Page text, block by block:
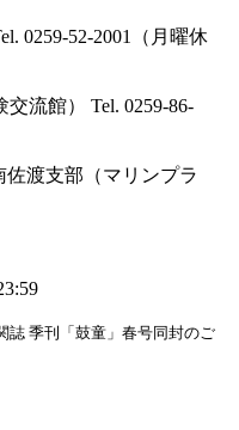
0259-52-2001（月曜休
流館） Tel. 0259-86-
渡支部（マリンプラ
季刊「鼓童」春号同封のご